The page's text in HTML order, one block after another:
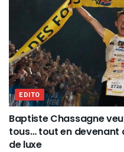
EDITO
Baptiste Chassagne
tous… tout en devenant
de luxe